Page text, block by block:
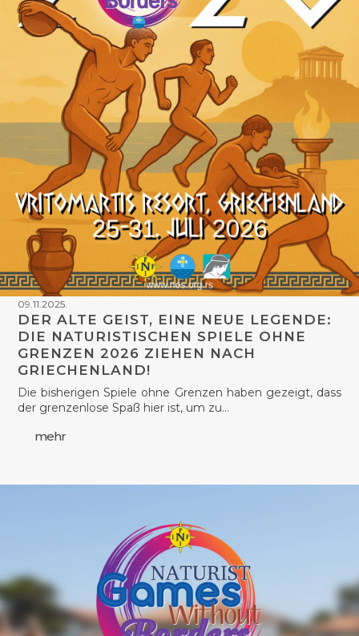
09.11.2025.
DER ALTE GEIST, EINE NEUE LEGENDE:
DIE NATURISTISCHEN SPIELE OHNE
GRENZEN 2026 ZIEHEN NACH
GRIECHENLAND!
Die bisherigen Spiele ohne Grenzen haben gezeigt, dass
der grenzenlose Spaß hier ist, um zu…
mehr